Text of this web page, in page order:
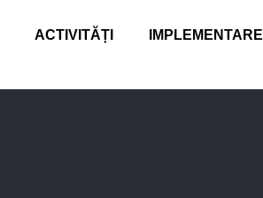
ACTIVITĂȚI IMPLEMENTARE